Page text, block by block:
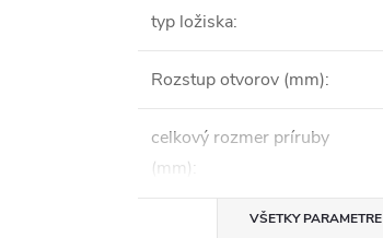
typ ložiska:
Rozstup otvorov (mm):
celkový rozmer príruby
(mm):
VŠETKY PARAMETRE